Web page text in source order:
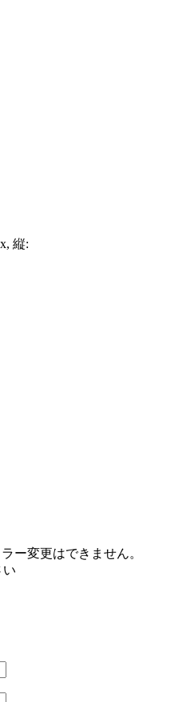
縦:
ー変更はできません。
い